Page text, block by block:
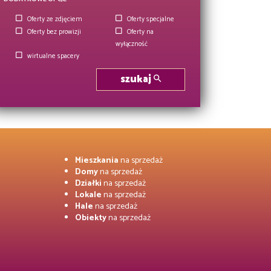
Oferty ze zdjęciem
Oferty specjalne
Oferty bez prowizji
Oferty na
wyłączność
wirtualne spacery
szukaj
Mieszkaniana sprzedaż
Domyna sprzedaż
Działkina sprzedaż
Lokalena sprzedaż
Halena sprzedaż
Obiektyna sprzedaż